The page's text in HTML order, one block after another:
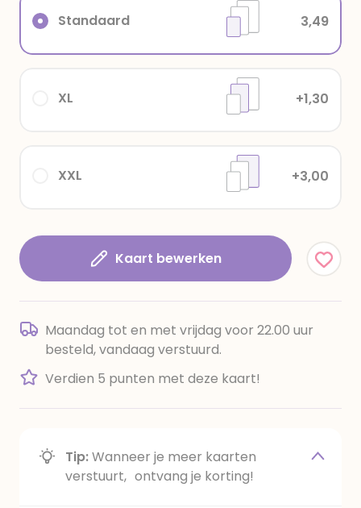
XXL +3,00
XL +1,30
Standaard 3,49
Kaart bewerken
Maandag tot en met vrijdag voor 22.00 uur
besteld, vandaag verstuurd.
Verdien 5 punten met deze kaart!
Tip:Wanneer je meer kaarten
verstuurt, ontvang je korting!